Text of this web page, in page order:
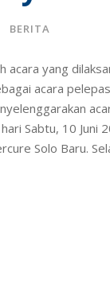
BERITA
acara yang
acara
Sabtu, 10 Juni
Solo Baru.